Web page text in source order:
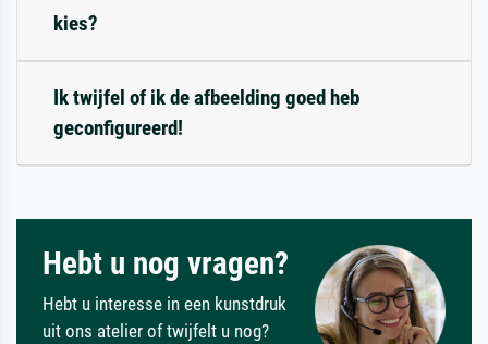
kies?
Ik twijfel of ik de afbeelding goed heb
geconfigureerd!
Hebt u nog vragen?
Hebt u interesse in een kunstdruk
uit ons atelier of twijfelt u nog?